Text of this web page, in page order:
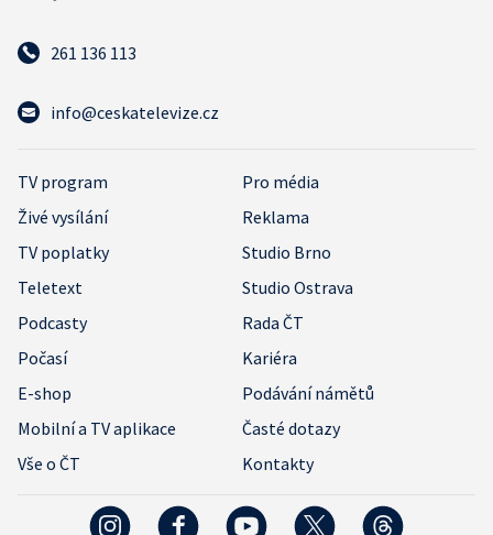
261 136 113
info@ceskatelevize.cz
TV program
Pro média
Živé vysílání
Reklama
TV poplatky
Studio Brno
Teletext
Studio Ostrava
Podcasty
Rada ČT
Počasí
Kariéra
E-shop
Podávání námětů
Mobilní a TV aplikace
Časté dotazy
Vše o ČT
Kontakty